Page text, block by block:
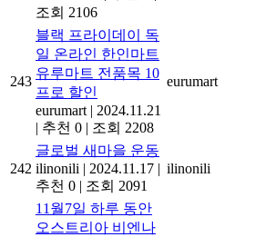
조회 2106
243
블랙 프라이데이 독
일 온라인 한인마트
유루마트 전품목 10
프로 할인
eurumart | 2024.11.21
| 추천 0 | 조회 2208
eurumart
242
글로벌 새마을 운동
ilinonili | 2024.11.17 |
추천 0 | 조회 2091
ilinonili
11월7일 하루 동안
오스트리아 비엔나